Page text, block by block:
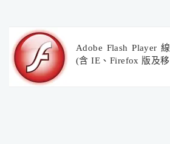
Adobe Flash Player
(含 IE、Firefox 版及